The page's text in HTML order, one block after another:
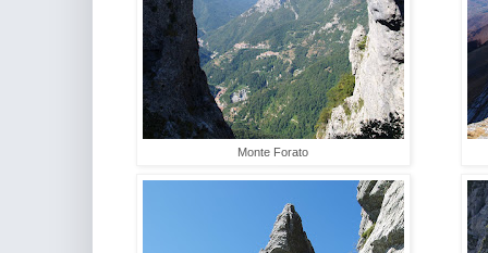
Monte Forato